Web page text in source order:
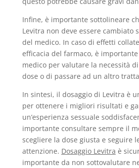
Infine, è importante sottolineare
Levitra non deve essere cambiato
del medico. In caso di effetti
efficacia del farmaco, è
medico per valutare la necessità
dose o di passare ad un altro
In sintesi, il dosaggio di Levitra è
per ottenere i migliori risultati e
un’esperienza sessuale
importante consultare sempre il
scegliere la dose giusta e seguire
attenzione. Dosaggio Levitra è
importante da non sottovalutare